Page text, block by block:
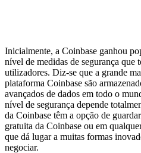
Inicialmente, a Coinbase ganhou
nível de medidas de segurança que
utilizadores. Diz-se que a grande
plataforma Coinbase são
avançados de dados em todo o
nível de segurança depende
da Coinbase têm a opção de
gratuita da Coinbase ou em
que dá lugar a muitas formas
negociar.